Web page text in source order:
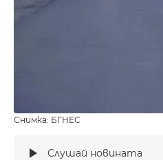
Снимка: БГНЕС
Слушай новината